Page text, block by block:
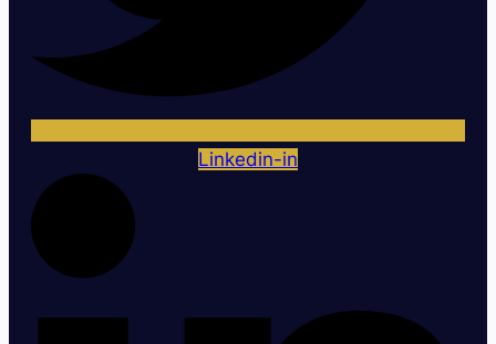
Linkedin-in